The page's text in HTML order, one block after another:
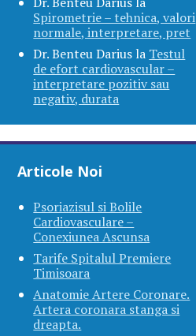
Spirometrie – tehnica, valori
normale, interpretare, pret
Dr. Benteu Darius la Testul
de efort cardiovascular –
interpretare pozitiv sau
negativ, durata
Articole Noi
Psoriazisul si Bolile
Cardiovasculare –
Conexiunea Ascunsa
Tarife Spitalul Premiere
Timisoara
Anatomie Artere Coronare.
Artera coronara stanga si
dreapta.